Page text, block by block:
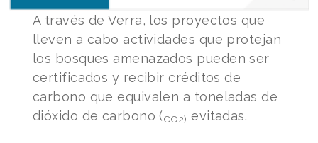
A través de Verra, los proyectos que
lleven a cabo actividades que protejan
los bosques amenazados pueden ser
certificados y recibir créditos de
carbono que equivalen a toneladas de
dióxido de carbono (CO2) evitadas.